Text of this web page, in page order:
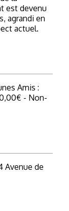
est devenu
agrandi en
actuel.
Amis :
- Non-
Avenue de